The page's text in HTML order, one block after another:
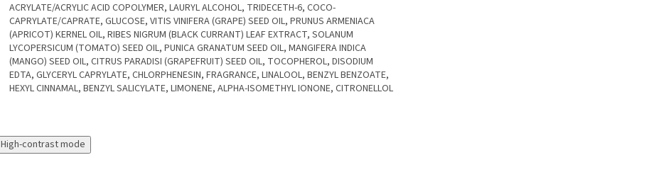
ACRYLATE/ACRYLIC ACID COPOLYMER, LAURYL ALCOHOL, TRIDECETH-6, COCO-
CAPRYLATE/CAPRATE, GLUCOSE, VITIS VINIFERA (GRAPE) SEED OIL, PRUNUS ARMENIACA
(APRICOT) KERNEL OIL, RIBES NIGRUM (BLACK CURRANT) LEAF EXTRACT, SOLANUM
LYCOPERSICUM (TOMATO) SEED OIL, PUNICA GRANATUM SEED OIL, MANGIFERA INDICA
(MANGO) SEED OIL, CITRUS PARADISI (GRAPEFRUIT) SEED OIL, TOCOPHEROL, DISODIUM
EDTA, GLYCERYL CAPRYLATE, CHLORPHENESIN, FRAGRANCE, LINALOOL, BENZYL BENZOATE,
HEXYL CINNAMAL, BENZYL SALICYLATE, LIMONENE, ALPHA-ISOMETHYL IONONE, CITRONELLOL
High-contrast mode